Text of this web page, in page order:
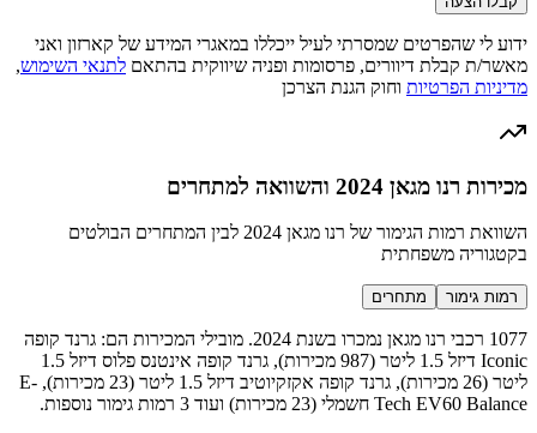
ידוע לי שהפרטים שמסרתי לעיל ייכללו במאגרי המידע של קארזון ואני
מאשר/ת קבלת דיוורים, פרסומות ופניה שיווקית בהתאם לתנאי השימוש,
מדיניות הפרטיות וחוק הגנת הצרכן
מכירות רנו מגאן 2024 והשוואה למתחרים
השוואת רמות הגימור של רנו מגאן 2024 לבין המתחרים הבולטים
בקטגוריה משפחתית
רמות גימור מתחרים
1077 רכבי רנו מגאן נמכרו בשנת 2024. מובילי המכירות הם: גרנד קופה
Iconic דיזל 1.5 ליטר (987 מכירות), גרנד קופה אינטנס פלוס דיזל 1.5
ליטר (26 מכירות), גרנד קופה אקזקיוטיב דיזל 1.5 ליטר (23 מכירות), E-
Tech EV60 Balance חשמלי (23 מכירות) ועוד 3 רמות גימור נוספות.